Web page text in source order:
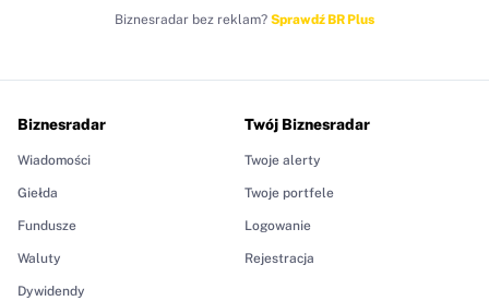
Biznesradar bez reklam? Sprawdź BR Plus
Biznesradar
Wiadomości
Giełda
Fundusze
Waluty
Dywidendy
Twój Biznesradar
Twoje alerty
Twoje portfele
Logowanie
Rejestracja